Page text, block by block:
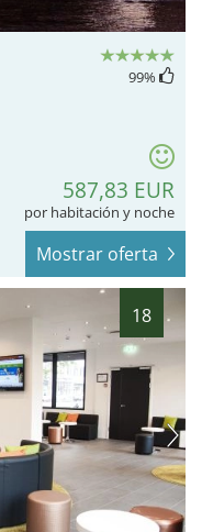
99%
587,83 EUR
por habitación y noche
Mostrar oferta
18